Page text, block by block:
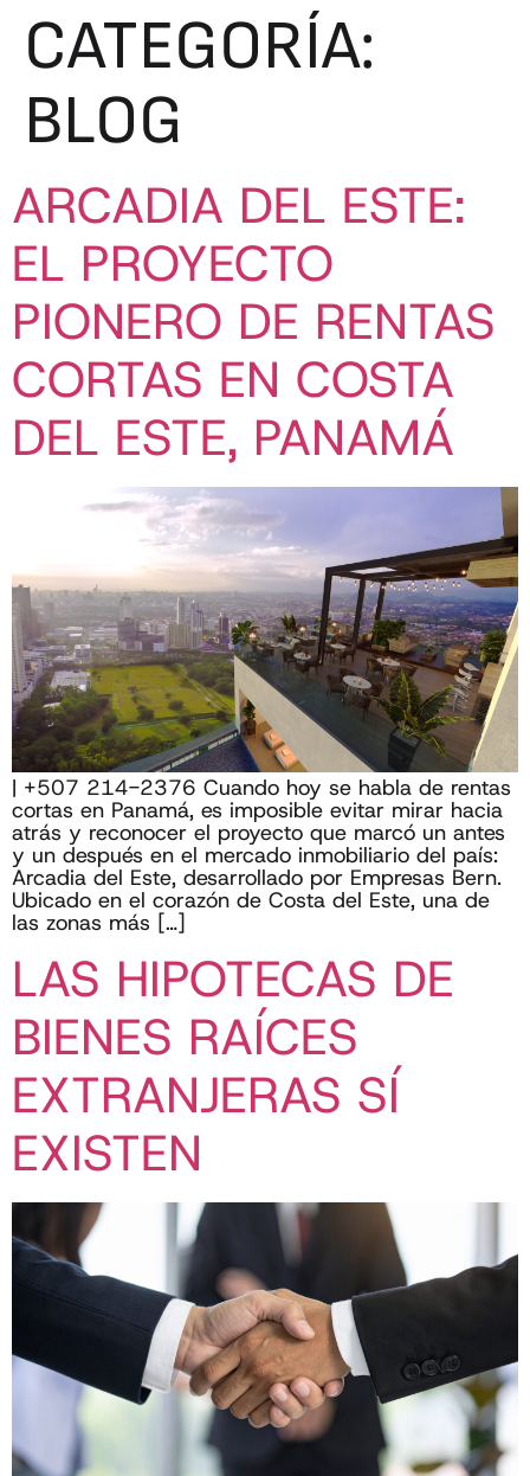
CATEGORÍA:
BLOG
ARCADIA DEL ESTE:
EL PROYECTO
PIONERO DE RENTAS
CORTAS EN COSTA
DEL ESTE, PANAMÁ
| +507 214-2376 Cuando hoy se habla de rentas
cortas en Panamá, es imposible evitar mirar hacia
atrás y reconocer el proyecto que marcó un antes
y un después en el mercado inmobiliario del país:
Arcadia del Este, desarrollado por Empresas Bern.
Ubicado en el corazón de Costa del Este, una de
las zonas más […]
LAS HIPOTECAS DE
BIENES RAÍCES
EXTRANJERAS SÍ
EXISTEN